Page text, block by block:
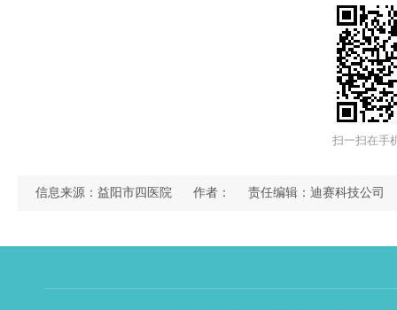
扫一扫在手
信息来源：益阳市四医院 作者： 责任编辑：迪赛科技公司